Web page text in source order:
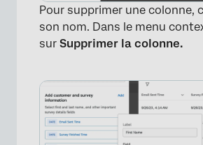
Pour supprimer une colonne,
son nom. Dans le menu
sur Supprimer la colonne.